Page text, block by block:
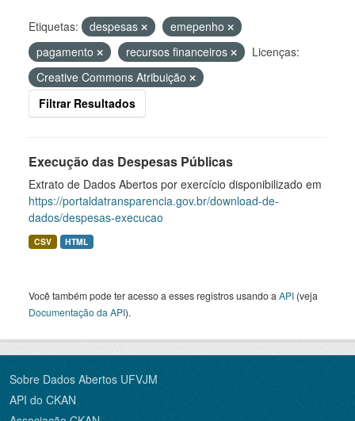
Etiquetas: despesas
emepenho
pagamento
recursos financeiros
Licenças:
Creative Commons Atribuição
Filtrar Resultados
Execução das Despesas Públicas
Extrato de Dados Abertos por exercício disponibilizado em
https://portaldatransparencia.gov.br/download-de-
dados/despesas-execucao
CSV HTML
Você também pode ter acesso a esses registros usando a API (veja
Documentação da API).
Sobre Dados Abertos UFVJM
API do CKAN